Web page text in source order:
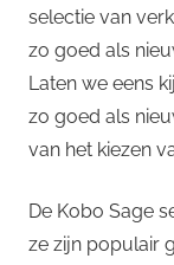
selectie van
zo goed als
Laten we eens
zo goed als
van het kiezen
De Kobo Sage
ze zijn populair